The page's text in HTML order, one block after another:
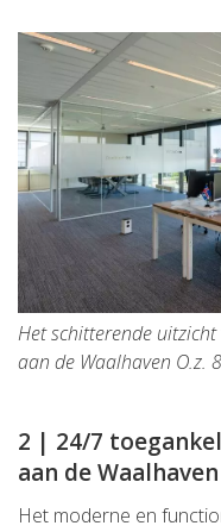
Het schitterende
aan de Waalhaven O.z.
2 | 24/7
aan de
Het moderne en